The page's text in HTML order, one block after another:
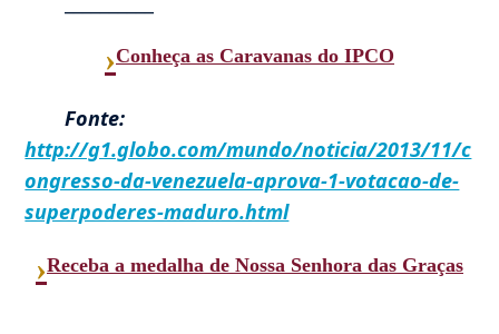
›Conheça as Caravanas do IPCO
Fonte:
http://g1.globo.com/mundo/noticia/2013/11/c
ongresso-da-venezuela-aprova-1-votacao-de-
superpoderes-maduro.html
›Receba a medalha de Nossa Senhora das Graças